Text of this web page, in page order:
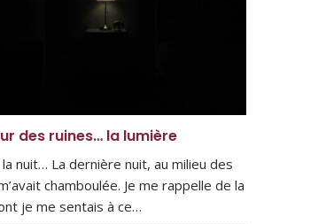
des ruines… la lumière
nuit… La dernière nuit, au milieu des
chamboulée. Je me rappelle de la
je me sentais à ce…